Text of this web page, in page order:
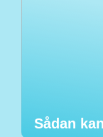
Sådan